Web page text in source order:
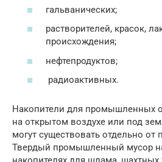
гальванических;
растворителей, красок,
происхождения;
нефтепродуктов;
радиоактивных.
Накопители для промышленных
на открытом воздухе или под
могут существовать отдельно от
Твердый промышленный мусор